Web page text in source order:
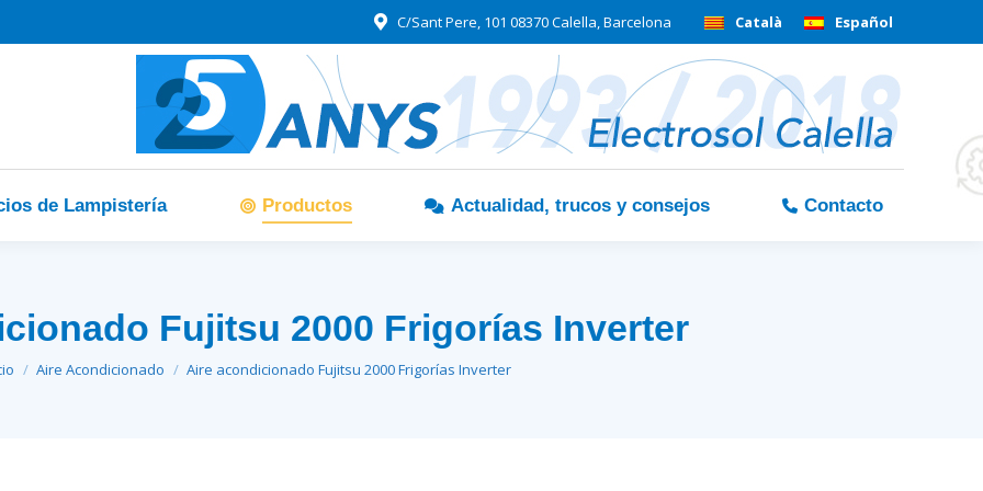
C/Sant Pere, 101 08370 Calella, Barcelona Català Español
de Lampistería Productos Actualidad, trucos y consejos Contacto
Fujitsu 2000 Frigorías Inverter
aquí:
Aire Acondicionado Aire acondicionado Fujitsu 2000 Frigorías Inverter